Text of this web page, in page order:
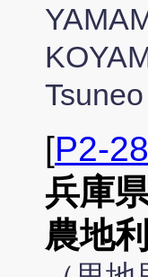
[P2-
兵庫
農地